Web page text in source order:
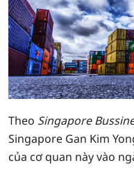
Theo Singapore
Singapore Gan Kim
của cơ quan này vào